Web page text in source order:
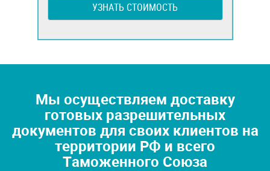
УЗНАТЬ СТОИМОСТЬ
Мы осуществляем доставку
готовых разрешительных
документов для своих клиентов на
территории РФ и всего
Таможенного Союза